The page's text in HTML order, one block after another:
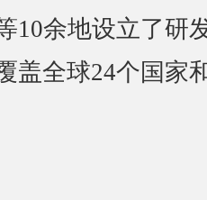
10余地设立了研
盖全球24个国家